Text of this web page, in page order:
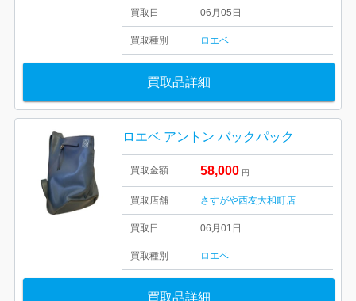
買取日 06月05日
買取種別 ロエベ
買取品詳細
ロエベ アントン バックパック
買取金額 58,000 円
買取店舗 さすがや西友大和町店
買取日 06月01日
買取種別 ロエベ
買取品詳細